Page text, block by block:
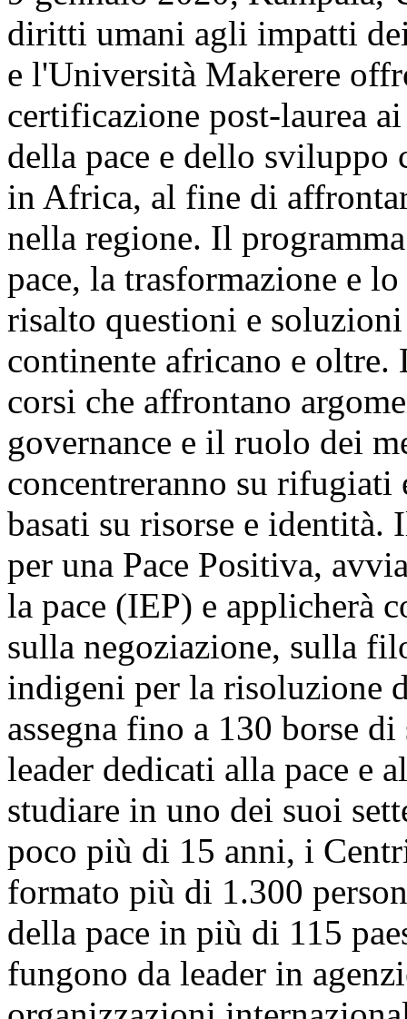
diritti umani agli impatti
e l'Università Makerere
certificazione post-laurea
della pace e dello sviluppo
in Africa, al fine di
nella regione. Il
pace, la trasformazione e
risalto questioni e
continente africano e oltre.
corsi che affrontano
governance e il ruolo dei
concentreranno su
basati su risorse e
per una Pace Positiva,
la pace (IEP) e applicherà
sulla negoziazione, sulla
indigeni per la risoluzione
assegna fino a 130 borse
leader dedicati alla pace e
studiare in uno dei suoi
poco più di 15 anni, i
formato più di 1.300
della pace in più di 115
fungono da leader in